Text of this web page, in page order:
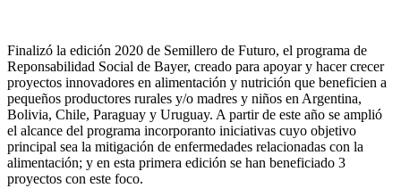
Finalizó la edición 2020 de Semillero de Futuro, el programa de
Reponsabilidad Social de Bayer, creado para apoyar y hacer crecer
proyectos innovadores en alimentación y nutrición que beneficien a
pequeños productores rurales y/o madres y niños en Argentina,
Bolivia, Chile, Paraguay y Uruguay. A partir de este año se amplió
el alcance del programa incorporanto iniciativas cuyo objetivo
principal sea la mitigación de enfermedades relacionadas con la
alimentación; y en esta primera edición se han beneficiado 3
proyectos con este foco.